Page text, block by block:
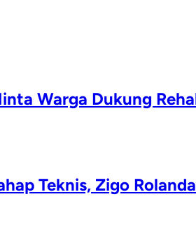
Warga Dukung
Teknis, Zigo